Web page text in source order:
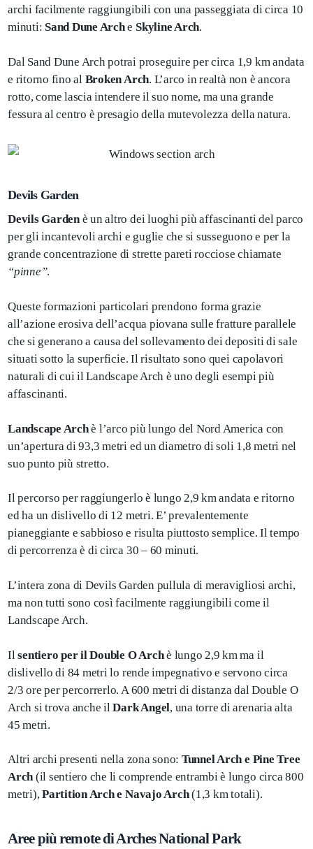
archi facilmente raggiungibili con una passeggiata di circa 10
minuti: Sand Dune Arche Skyline Arch.
Dal Sand Dune Arch potrai proseguire per circa 1,9 km andata
e ritorno fino al Broken Arch. L’arco in realtà non è ancora
rotto, come lascia intendere il suo nome, ma una grande
fessura al centro è presagio della mutevolezza della natura.
Devils Garden
Devils Gardenè un altro dei luoghi più affascinanti del parco
per gli incantevoli archi e guglie che si susseguono e per la
grande concentrazione di strette pareti rocciose chiamate
“pinne”.
Queste formazioni particolari prendono forma grazie
all’azione erosiva dell’acqua piovana sulle fratture parallele
che si generano a causa del sollevamento dei depositi di sale
situati sotto la superficie. Il risultato sono quei capolavori
naturali di cui il Landscape Arch è uno degli esempi più
affascinanti.
Landscape Archè l’arco più lungo del Nord America con
un’apertura di 93,3 metri ed un diametro di soli 1,8 metri nel
suo punto più stretto.
Il percorso per raggiungerlo è lungo 2,9 km andata e ritorno
ed ha un dislivello di 12 metri. E’ prevalentemente
pianeggiante e sabbioso e risulta piuttosto semplice. Il tempo
di percorrenza è di circa 30 – 60 minuti.
L’intera zona di Devils Garden pullula di meravigliosi archi,
ma non tutti sono così facilmente raggiungibili come il
Landscape Arch.
Ilsentiero per il Double O Archè lungo 2,9 km ma il
dislivello di 84 metri lo rende impegnativo e servono circa
2/3 ore per percorrerlo. A 600 metri di distanza dal Double O
Arch si trova anche ilDark Angel, una torre di arenaria alta
45 metri.
Altri archi presenti nella zona sono: Tunnel Arch e Pine Tree
Arch(il sentiero che li comprende entrambi è lungo circa 800
metri),Partition Arch e Navajo Arch(1,3 km totali).
Aree più remote di Arches National Park